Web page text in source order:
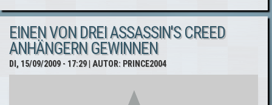
Creed
Bloodlines
Interview
mit
EINEN VON DREI ASSASSIN'S CREED
ANHÄNGERN GEWINNEN
DI, 15/09/2009 - 17:29| AUTOR: PRINCE2004